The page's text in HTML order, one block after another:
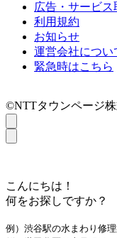
広告・サービス
利用規約
お知らせ
運営会社につい
緊急時はこちら
©NTTタウンページ株
こんにちは！
何をお探しですか？
例）渋谷駅の水まわり修